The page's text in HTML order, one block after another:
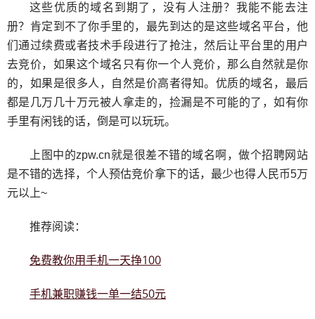
这些优质的域名到期了，没有人注册？我能不能去注
册？肯定到不了你手里的，最先到达的是这些域名平台，他
们通过续费或者技术手段进行了抢注，然后让平台里的用户
去竞价，如果这个域名只有你一个人竞价，那么自然就是你
的，如果是很多人，自然是价高者得知。优质的域名，最后
都是几万几十万元被人拿走的，捡漏是不可能的了，如有你
手里有闲钱的话，倒是可以玩玩。
上图中的zpw.cn就是很差不错的域名啊，做个招聘网站
是不错的选择，个人预估竞价拿下的话，最少也得人民币5万
元以上~
推荐阅读：
免费教你用手机一天挣100
手机兼职赚钱一单一结50元